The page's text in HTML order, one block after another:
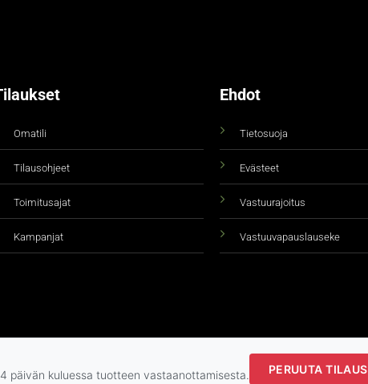
Omatili
Tilausohjeet
Toimitusajat
Kampanjat
Ehdot
Tietosuoja
Evästeet
Vastuurajoitus
Vastuuvapauslauseke
päivän kuluessa tuotteen vastaanottamisesta. PERUUTA TILAUS